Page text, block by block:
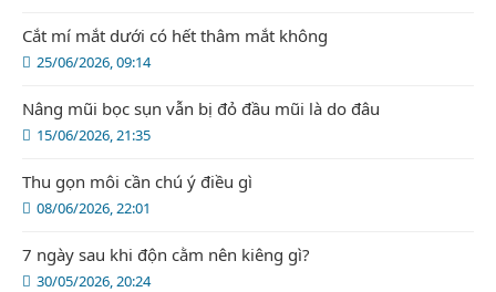
25/06/2026, 09:14
Cắt mí mắt dưới có hết thâm mắt không
15/06/2026, 21:35
Nâng mũi bọc sụn vẫn bị đỏ đầu mũi là do đâu
08/06/2026, 22:01
Thu gọn môi cần chú ý điều gì
30/05/2026, 20:24
7 ngày sau khi độn cằm nên kiêng gì?